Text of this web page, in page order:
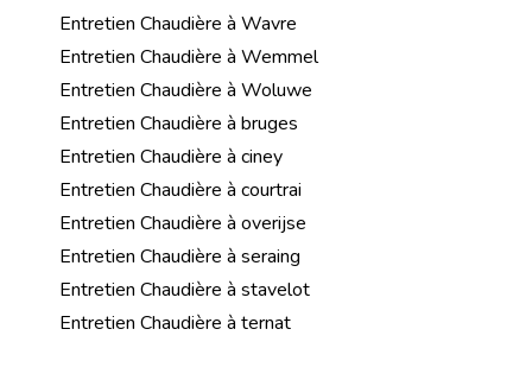
Entretien Chaudière à Wavre
Entretien Chaudière à Wemmel
Entretien Chaudière à Woluwe
Entretien Chaudière à bruges
Entretien Chaudière à ciney
Entretien Chaudière à courtrai
Entretien Chaudière à overijse
Entretien Chaudière à seraing
Entretien Chaudière à stavelot
Entretien Chaudière à ternat